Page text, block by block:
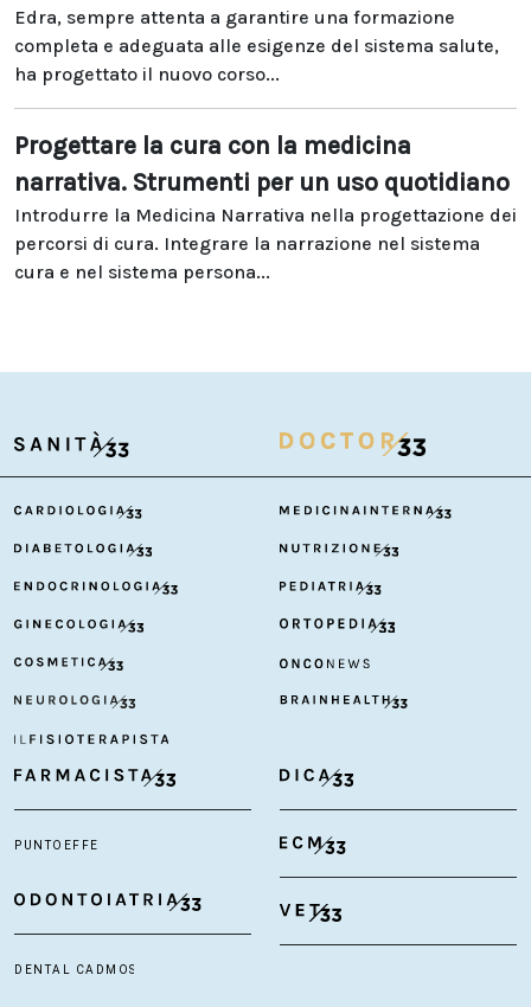
Edra, sempre attenta a garantire una formazione
completa e adeguata alle esigenze del sistema salute,
ha progettato il nuovo corso...
Progettare la cura con la medicina
narrativa. Strumenti per un uso quotidiano
Introdurre la Medicina Narrativa nella progettazione dei
percorsi di cura. Integrare la narrazione nel sistema
cura e nel sistema persona...